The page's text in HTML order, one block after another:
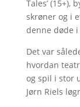
Tales’ (15+),
skrøner og i
denne døde
Det var
hvordan
og spil i stor
Jørn Riels